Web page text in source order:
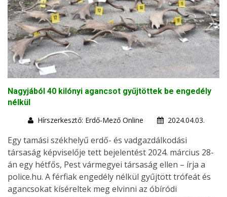
Nagyjából 40 kilónyi agancsot gyűjtöttek be engedély
nélkül
Hírszerkesztő: Erdő-Mező Online
2024.04.03.
Egy tamási székhelyű erdő- és vadgazdálkodási
társaság képviselője tett bejelentést 2024. március 28-
án egy hétfős, Pest vármegyei társaság ellen – írja a
police.hu. A férfiak engedély nélkül gyűjtött trófeát és
agancsokat kíséreltek meg elvinni az óbíródi